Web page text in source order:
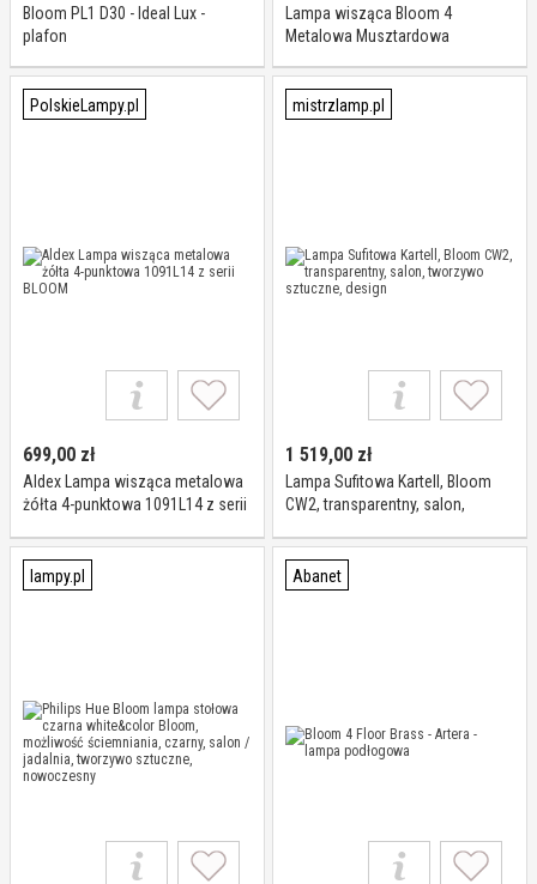
Bloom PL1 D30 - Ideal Lux -
plafon
Lampa wisząca Bloom 4
Metalowa Musztardowa
PolskieLampy.pl
699,00 zł
Aldex Lampa wisząca metalowa
żółta 4-punktowa 1091L14 z serii
mistrzlamp.pl
1 519,00 zł
Lampa Sufitowa Kartell, Bloom
CW2, transparentny, salon,
lampy.pl Abanet